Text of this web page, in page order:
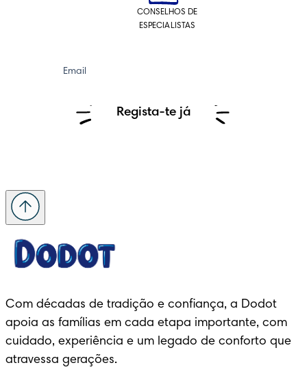
CONSELHOS DE
ESPECIALISTAS
Email
Regista-te já
Com décadas de tradição e confiança, a Dodot
apoia as famílias em cada etapa importante, com
cuidado, experiência e um legado de conforto que
atravessa gerações.